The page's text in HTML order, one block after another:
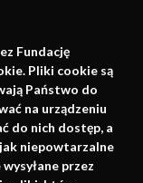
Fundację
Pliki cookie są
Państwo do
na urządzeniu
do nich dostęp, a
niepowtarzalne
przez
na
wydawnictwo